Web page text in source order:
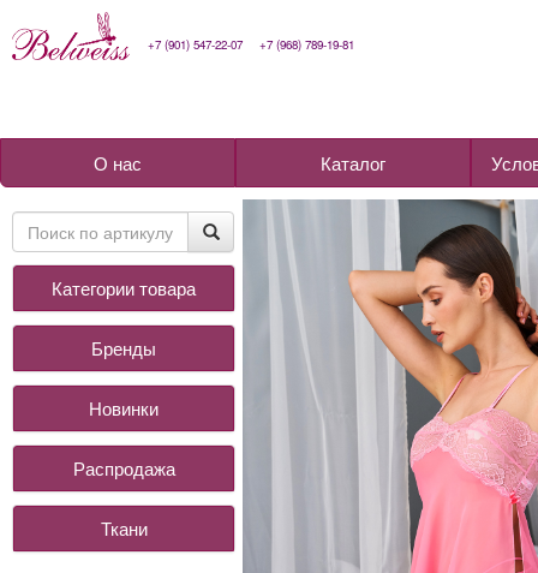
+7 (901) 547-22-07 +7 (968) 789-19-81
О нас Каталог
Категории товара
Бренды
Новинки
Распродажа
Ткани